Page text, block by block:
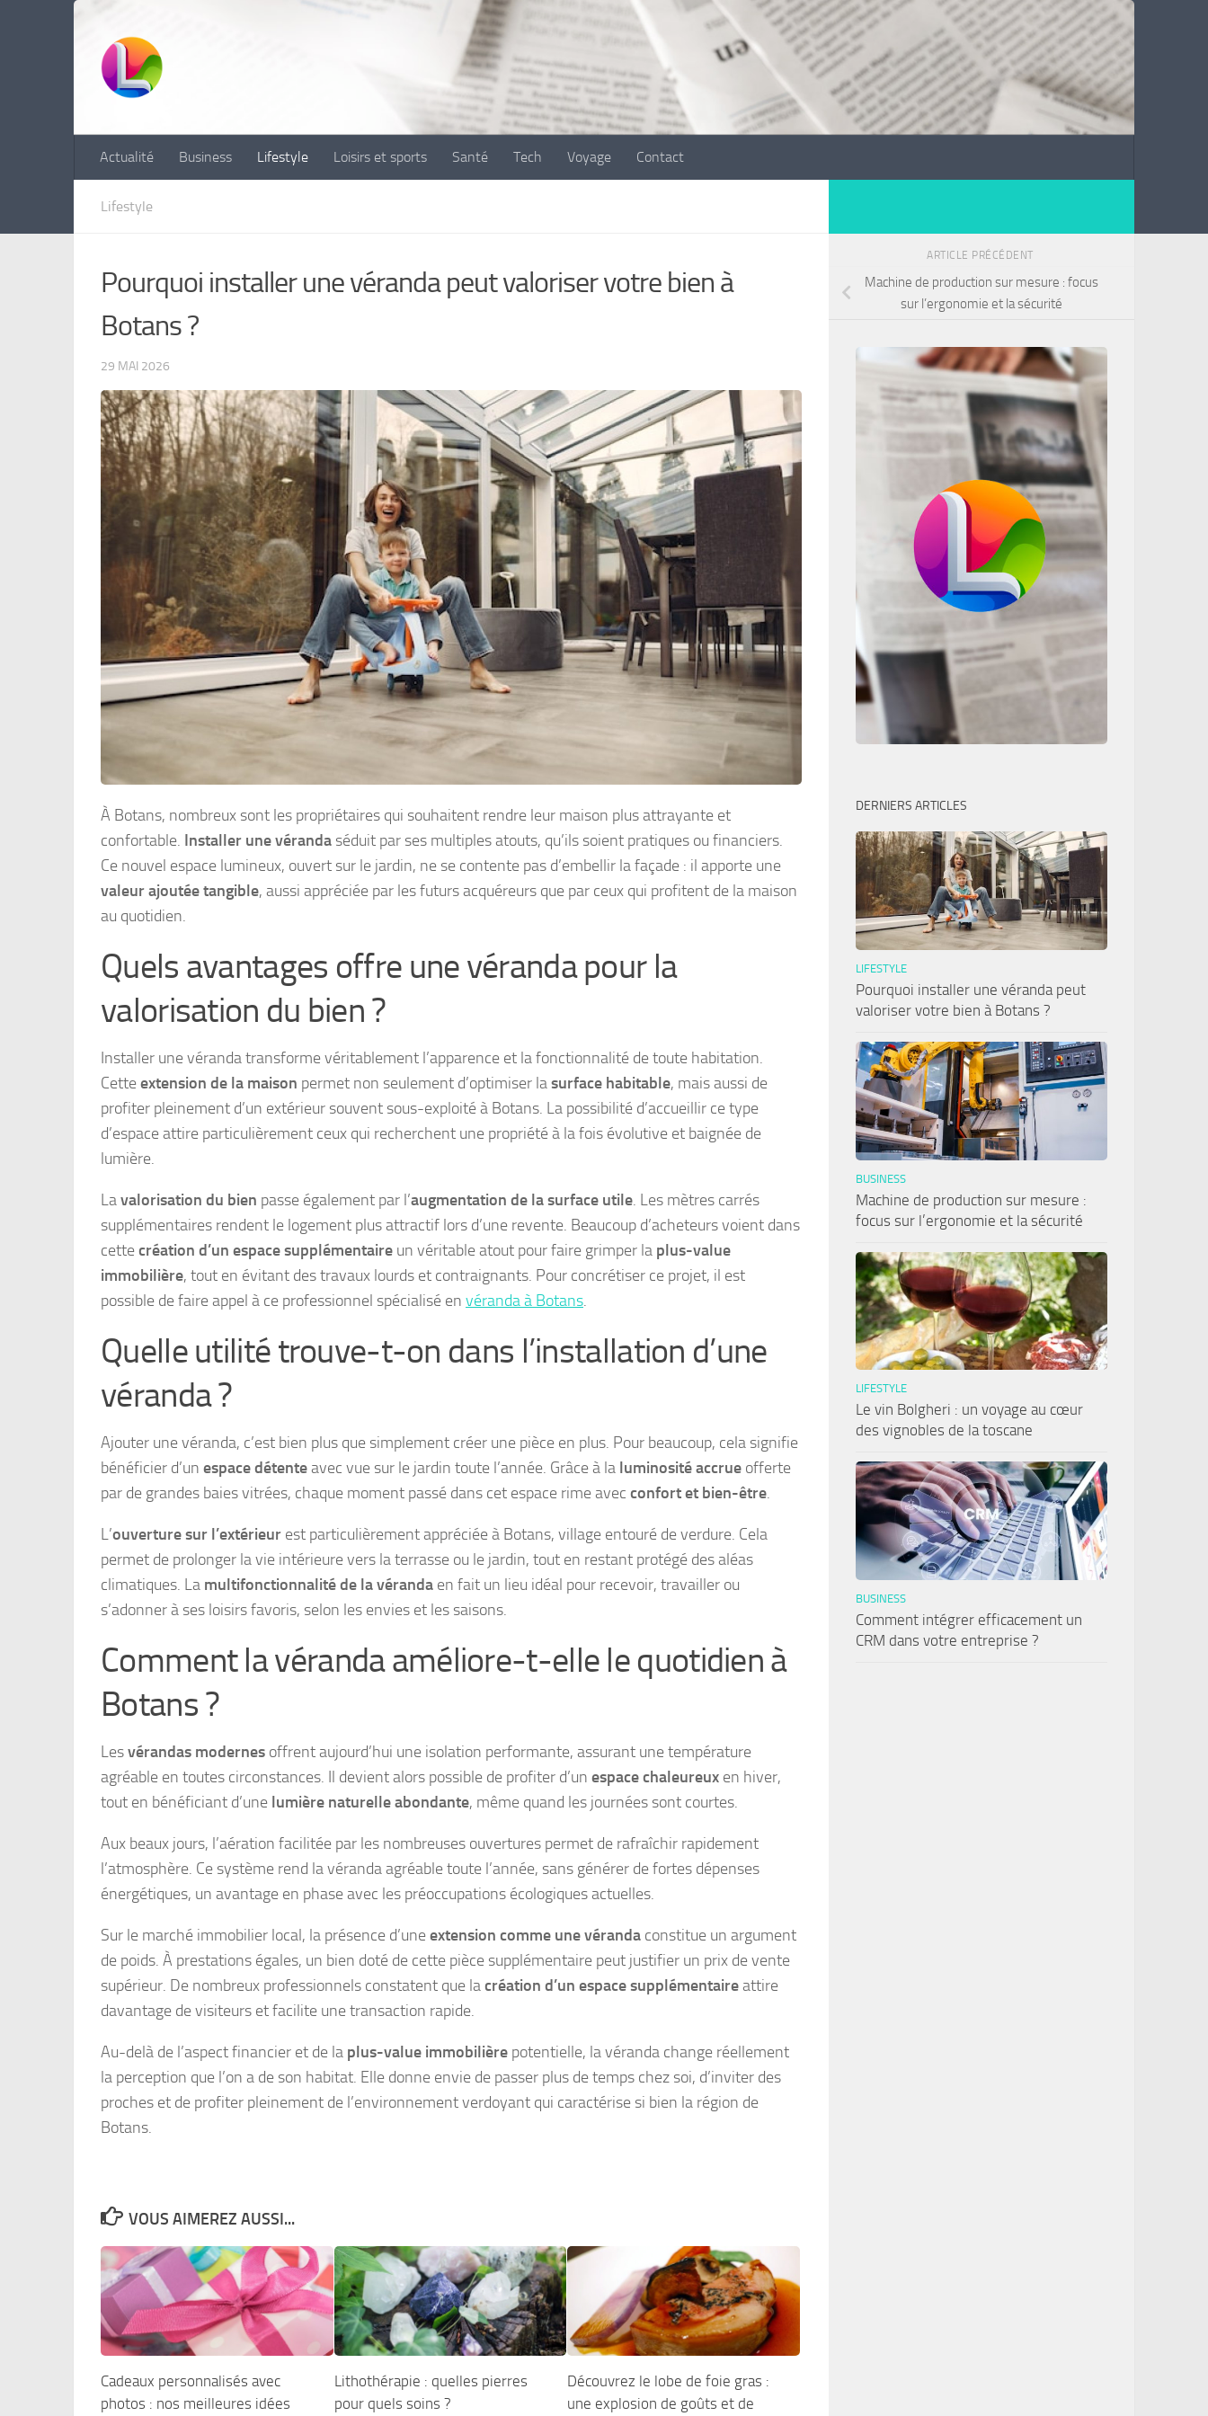
Actualité Business Lifestyle Loisirs et sports Santé Tech Voyage Contact
Lifestyle
Pourquoi installer une véranda peut valoriser votre bien à
Botans ?
29 MAI 2026
À Botans, nombreux sont les propriétaires qui souhaitent rendre leur maison plus attrayante et
confortable. Installer une véranda séduit par ses multiples atouts, qu’ils soient pratiques ou financiers.
Ce nouvel espace lumineux, ouvert sur le jardin, ne se contente pas d’embellir la façade : il apporte une
valeur ajoutée tangible, aussi appréciée par les futurs acquéreurs que par ceux qui profitent de la maison
au quotidien.
Quels avantages offre une véranda pour la
valorisation du bien ?
Installer une véranda transforme véritablement l’apparence et la fonctionnalité de toute habitation.
Cetteextension de la maison permet non seulement d’optimiser lasurface habitable, mais aussi de
profiter pleinement d’un extérieur souvent sous-exploité à Botans. La possibilité d’accueillir ce type
d’espace attire particulièrement ceux qui recherchent une propriété à la fois évolutive et baignée de
lumière.
Lavalorisation du bien passe également par l’augmentation de la surface utile. Les mètres carrés
supplémentaires rendent le logement plus attractif lors d’une revente. Beaucoup d’acheteurs voient dans
cettecréation d’un espace supplémentaire un véritable atout pour faire grimper la plus-value
immobilière, tout en évitant des travaux lourds et contraignants. Pour concrétiser ce projet, il est
possible de faire appel à ce professionnel spécialisé en véranda à Botans.
Quelle utilité trouve-t-on dans l’installation d’une
véranda ?
Ajouter une véranda, c’est bien plus que simplement créer une pièce en plus. Pour beaucoup, cela signifie
bénéficier d’un espace détenteavec vue sur le jardin toute l’année. Grâce à la luminosité accrue offerte
par de grandes baies vitrées, chaque moment passé dans cet espace rime avec confort et bien-être.
L’ouverture sur l’extérieur est particulièrement appréciée à Botans, village entouré de verdure. Cela
permet de prolonger la vie intérieure vers la terrasse ou le jardin, tout en restant protégé des aléas
climatiques. La multifonctionnalité de la véranda en fait un lieu idéal pour recevoir, travailler ou
s’adonner à ses loisirs favoris, selon les envies et les saisons.
Comment la véranda améliore-t-elle le quotidien à
Botans ?
Lesvérandas modernes offrent aujourd’hui une isolation performante, assurant une température
agréable en toutes circonstances. Il devient alors possible de profiter d’un espace chaleureux en hiver,
tout en bénéficiant d’une lumière naturelle abondante, même quand les journées sont courtes.
Aux beaux jours, l’aération facilitée par les nombreuses ouvertures permet de rafraîchir rapidement
l’atmosphère. Ce système rend la véranda agréable toute l’année, sans générer de fortes dépenses
énergétiques, un avantage en phase avec les préoccupations écologiques actuelles.
Sur le marché immobilier local, la présence d’uneextension comme une véranda constitue un argument
de poids. À prestations égales, un bien doté de cette pièce supplémentaire peut justifier un prix de vente
supérieur. De nombreux professionnels constatent que lacréation d’un espace supplémentaireattire
davantage de visiteurs et facilite une transaction rapide.
Au-delà de l’aspect financier et de la plus-value immobilière potentielle, la véranda change réellement
la perception que l’on a de son habitat. Elle donne envie de passer plus de temps chez soi, d’inviter des
proches et de profiter pleinement de l’environnement verdoyant qui caractérise si bien la région de
Botans.
VOUS AIMEREZ AUSSI...
Cadeaux personnalisés avec
photos : nos meilleures idées
Lithothérapie : quelles pierres
pour quels soins ?
Découvrez le lobe de foie gras :
une explosion de goûts et de
ARTICLE PRÉCÉDENT
Machine de production sur mesure : focus
sur l’ergonomie et la sécurité
DERNIERS ARTICLES
LIFESTYLE
Pourquoi installer une véranda peut
valoriser votre bien à Botans ?
BUSINESS
Machine de production sur mesure :
focus sur l’ergonomie et la sécurité
LIFESTYLE
Le vin Bolgheri : un voyage au cœur
des vignobles de la toscane
BUSINESS
Comment intégrer efficacement un
CRM dans votre entreprise ?